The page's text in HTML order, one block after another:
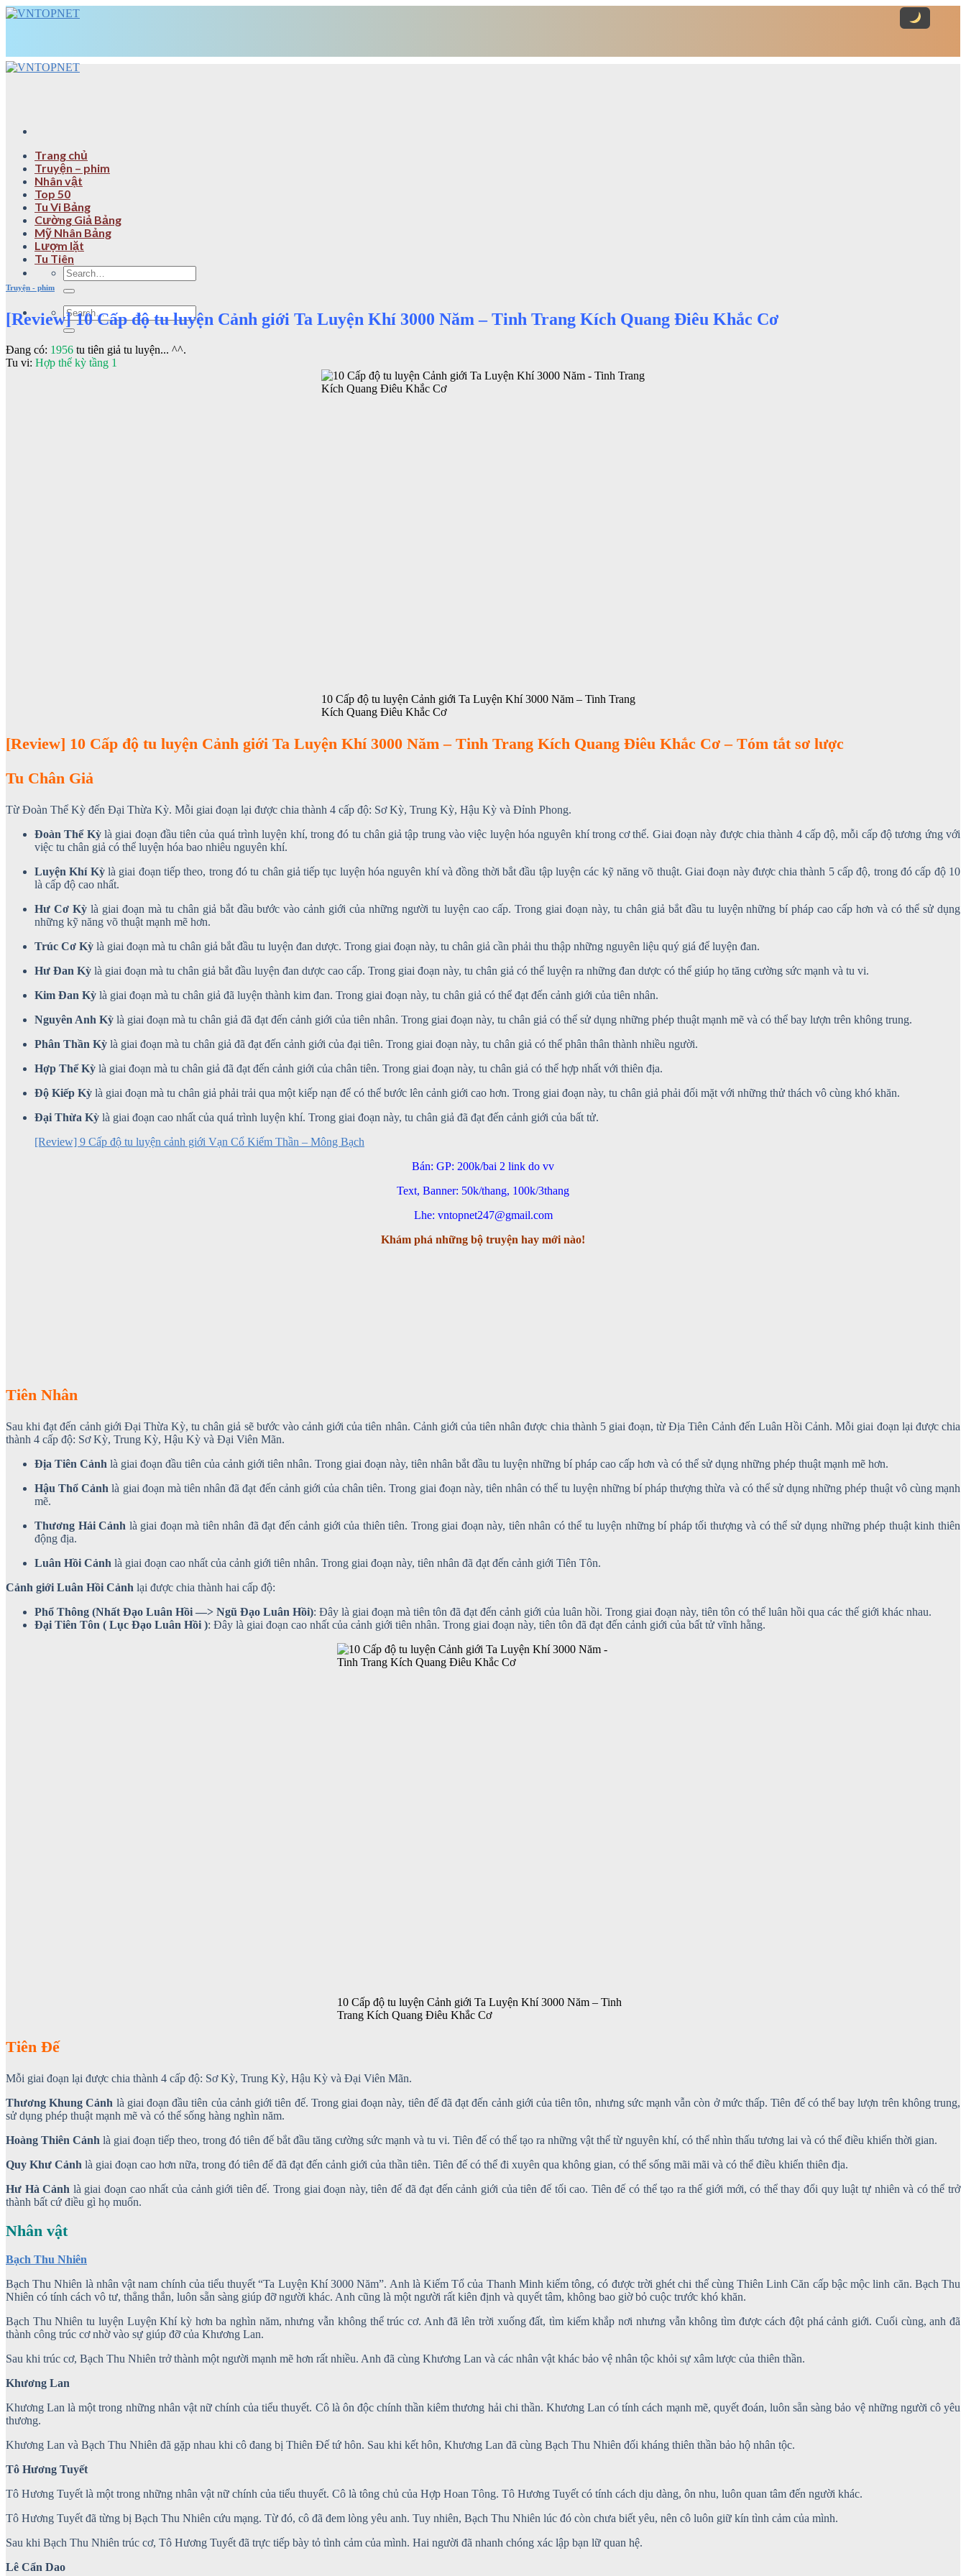
Skip
Trang chủ
Truyện – phim
Nhân vật
Top 50
Tu Vi Bảng
Cường Giả Bảng
Mỹ Nhân Bảng
Lượm lặt
Tu Tiên
Truyện - phim
[Review] 10 Cấp độ tu luyện Cảnh giới Ta Luyện Khí 3000 Năm – Tinh Trang Kích Quang Điêu Khắc Cơ
Đang có: 1956 tu tiên giả tu luyện... ^^.
Tu vi: Hợp thể kỳ tầng 1
10 Cấp độ tu luyện Cảnh giới Ta Luyện Khí 3000 Năm – Tinh Trang
Kích Quang Điêu Khắc Cơ
[Review] 10 Cấp độ tu luyện Cảnh giới Ta Luyện Khí 3000 Năm – Tinh Trang Kích Quang Điêu Khắc Cơ – Tóm tắt sơ lược
Tu Chân Giả
Từ Đoàn Thể Kỳ đến Đại Thừa Kỳ. Mỗi giai đoạn lại được chia thành 4 cấp độ: Sơ Kỳ, Trung Kỳ, Hậu Kỳ và Đỉnh Phong.
Đoàn Thể Kỳlà giai đoạn đầu tiên của quá trình luyện khí, trong đó tu chân giả tập trung vào việc luyện hóa nguyên khí trong cơ thể. Giai đoạn này được chia thành 4 cấp độ, mỗi cấp độ tương ứng với
việc tu chân giả có thể luyện hóa bao nhiêu nguyên khí.
Luyện Khí Kỳlà giai đoạn tiếp theo, trong đó tu chân giả tiếp tục luyện hóa nguyên khí và đồng thời bắt đầu tập luyện các kỹ năng võ thuật. Giai đoạn này được chia thành 5 cấp độ, trong đó cấp độ 10
là cấp độ cao nhất.
Hư Cơ Kỳlà giai đoạn mà tu chân giả bắt đầu bước vào cảnh giới của những người tu luyện cao cấp. Trong giai đoạn này, tu chân giả bắt đầu tu luyện những bí pháp cao cấp hơn và có thể sử dụng
những kỹ năng võ thuật mạnh mẽ hơn.
Trúc Cơ Kỳ là giai đoạn mà tu chân giả bắt đầu tu luyện đan dược. Trong giai đoạn này, tu chân giả cần phải thu thập những nguyên liệu quý giá để luyện đan.
Hư Đan Kỳ là giai đoạn mà tu chân giả bắt đầu luyện đan dược cao cấp. Trong giai đoạn này, tu chân giả có thể luyện ra những đan dược có thể giúp họ tăng cường sức mạnh và tu vi.
Kim Đan Kỳ là giai đoạn mà tu chân giả đã luyện thành kim đan. Trong giai đoạn này, tu chân giả có thể đạt đến cảnh giới của tiên nhân.
Nguyên Anh Kỳ là giai đoạn mà tu chân giả đã đạt đến cảnh giới của tiên nhân. Trong giai đoạn này, tu chân giả có thể sử dụng những phép thuật mạnh mẽ và có thể bay lượn trên không trung.
Phân Thần Kỳ là giai đoạn mà tu chân giả đã đạt đến cảnh giới của đại tiên. Trong giai đoạn này, tu chân giả có thể phân thân thành nhiều người.
Hợp Thể Kỳ là giai đoạn mà tu chân giả đã đạt đến cảnh giới của chân tiên. Trong giai đoạn này, tu chân giả có thể hợp nhất với thiên địa.
Độ Kiếp Kỳ là giai đoạn mà tu chân giả phải trải qua một kiếp nạn để có thể bước lên cảnh giới cao hơn. Trong giai đoạn này, tu chân giả phải đối mặt với những thử thách vô cùng khó khăn.
Đại Thừa Kỳ là giai đoạn cao nhất của quá trình luyện khí. Trong giai đoạn này, tu chân giả đã đạt đến cảnh giới của bất tử.
[Review] 9 Cấp độ tu luyện cảnh giới Vạn Cổ Kiếm Thần – Mông Bạch
Bán: GP: 200k/bai 2 link do vv
Text, Banner: 50k/thang, 100k/3thang
Lhe: vntopnet247@gmail.com
Khám phá những bộ truyện hay mới nào!
Tiên Nhân
Sau khi đạt đến cảnh giới Đại Thừa Kỳ, tu chân giả sẽ bước vào cảnh giới của tiên nhân. Cảnh giới của tiên nhân được chia thành 5 giai đoạn, từ Địa Tiên Cảnh đến Luân Hồi Cảnh. Mỗi giai đoạn lại được chia
thành 4 cấp độ: Sơ Kỳ, Trung Kỳ, Hậu Kỳ và Đại Viên Mãn.
Địa Tiên Cảnh là giai đoạn đầu tiên của cảnh giới tiên nhân. Trong giai đoạn này, tiên nhân bắt đầu tu luyện những bí pháp cao cấp hơn và có thể sử dụng những phép thuật mạnh mẽ hơn.
Hậu Thổ Cảnh là giai đoạn mà tiên nhân đã đạt đến cảnh giới của chân tiên. Trong giai đoạn này, tiên nhân có thể tu luyện những bí pháp thượng thừa và có thể sử dụng những phép thuật vô cùng mạnh
mẽ.
Thương Hải Cảnh là giai đoạn mà tiên nhân đã đạt đến cảnh giới của thiên tiên. Trong giai đoạn này, tiên nhân có thể tu luyện những bí pháp tối thượng và có thể sử dụng những phép thuật kinh thiên
động địa.
Luân Hồi Cảnh là giai đoạn cao nhất của cảnh giới tiên nhân. Trong giai đoạn này, tiên nhân đã đạt đến cảnh giới Tiên Tôn.
Cảnh giới Luân Hồi Cảnh lại được chia thành hai cấp độ:
Phổ Thông (Nhất Đạo Luân Hồi —> Ngũ Đạo Luân Hồi): Đây là giai đoạn mà tiên tôn đã đạt đến cảnh giới của luân hồi. Trong giai đoạn này, tiên tôn có thể luân hồi qua các thế giới khác nhau.
Đại Tiên Tôn ( Lục Đạo Luân Hồi ): Đây là giai đoạn cao nhất của cảnh giới tiên nhân. Trong giai đoạn này, tiên tôn đã đạt đến cảnh giới của bất tử vĩnh hằng.
10 Cấp độ tu luyện Cảnh giới Ta Luyện Khí 3000 Năm – Tinh
Trang Kích Quang Điêu Khắc Cơ
Tiên Đế
Mỗi giai đoạn lại được chia thành 4 cấp độ: Sơ Kỳ, Trung Kỳ, Hậu Kỳ và Đại Viên Mãn.
Thương Khung Cảnh là giai đoạn đầu tiên của cảnh giới tiên đế. Trong giai đoạn này, tiên đế đã đạt đến cảnh giới của tiên tôn, nhưng sức mạnh vẫn còn ở mức thấp. Tiên đế có thể bay lượn trên không trung,
sử dụng phép thuật mạnh mẽ và có thể sống hàng nghìn năm.
Hoàng Thiên Cảnh là giai đoạn tiếp theo, trong đó tiên đế bắt đầu tăng cường sức mạnh và tu vi. Tiên đế có thể tạo ra những vật thể từ nguyên khí, có thể nhìn thấu tương lai và có thể điều khiển thời gian.
Quy Khư Cảnh là giai đoạn cao hơn nữa, trong đó tiên đế đã đạt đến cảnh giới của thần tiên. Tiên đế có thể đi xuyên qua không gian, có thể sống mãi mãi và có thể điều khiển thiên địa.
Hư Hà Cảnh là giai đoạn cao nhất của cảnh giới tiên đế. Trong giai đoạn này, tiên đế đã đạt đến cảnh giới của tiên đế tối cao. Tiên đế có thể tạo ra thế giới mới, có thể thay đổi quy luật tự nhiên và có thể trở
thành bất cứ điều gì họ muốn.
Nhân vật
Bạch Thu Nhiên
Bạch Thu Nhiên là nhân vật nam chính của tiểu thuyết “Ta Luyện Khí 3000 Năm”. Anh là Kiếm Tổ của Thanh Minh kiếm tông, có được trời ghét chi thể cùng Thiên Linh Căn cấp bậc mộc linh căn. Bạch Thu
Nhiên có tính cách vô tư, thẳng thắn, luôn sẵn sàng giúp đỡ người khác. Anh cũng là một người rất kiên định và quyết tâm, không bao giờ bỏ cuộc trước khó khăn.
Bạch Thu Nhiên tu luyện Luyện Khí kỳ hơn ba nghìn năm, nhưng vẫn không thể trúc cơ. Anh đã lên trời xuống đất, tìm kiếm khắp nơi nhưng vẫn không tìm được cách đột phá cảnh giới. Cuối cùng, anh đã
thành công trúc cơ nhờ vào sự giúp đỡ của Khương Lan.
Sau khi trúc cơ, Bạch Thu Nhiên trở thành một người mạnh mẽ hơn rất nhiều. Anh đã cùng Khương Lan và các nhân vật khác bảo vệ nhân tộc khỏi sự xâm lược của thiên thần.
Khương Lan
Khương Lan là một trong những nhân vật nữ chính của tiểu thuyết. Cô là ôn độc chính thần kiêm thương hải chi thần. Khương Lan có tính cách mạnh mẽ, quyết đoán, luôn sẵn sàng bảo vệ những người cô yêu
thương.
Khương Lan và Bạch Thu Nhiên đã gặp nhau khi cô đang bị Thiên Đế tứ hôn. Sau khi kết hôn, Khương Lan đã cùng Bạch Thu Nhiên đối kháng thiên thần bảo hộ nhân tộc.
Tô Hương Tuyết
Tô Hương Tuyết là một trong những nhân vật nữ chính của tiểu thuyết. Cô là tông chủ của Hợp Hoan Tông. Tô Hương Tuyết có tính cách dịu dàng, ôn nhu, luôn quan tâm đến người khác.
Tô Hương Tuyết đã từng bị Bạch Thu Nhiên cứu mạng. Từ đó, cô đã đem lòng yêu anh. Tuy nhiên, Bạch Thu Nhiên lúc đó còn chưa biết yêu, nên cô luôn giữ kín tình cảm của mình.
Sau khi Bạch Thu Nhiên trúc cơ, Tô Hương Tuyết đã trực tiếp bày tỏ tình cảm của mình. Hai người đã nhanh chóng xác lập bạn lữ quan hệ.
Lê Cẩn Dao